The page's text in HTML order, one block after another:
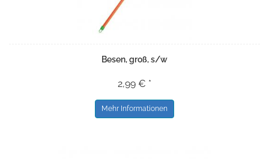
Besen, groß, s/w
2,99 € *
Mehr Informationen